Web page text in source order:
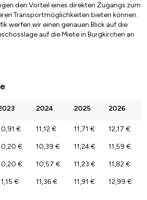
den Vorteil eines direkten Zugangs zum
Transportmöglichkeiten bieten können.
werfen wir einen genauen Blick auf die
auf die Miete in Burgkirchen an
2024 2025 2026
€ 11,12 € 11,71 € 12,17 €
€ 10,39 € 11,24 € 11,59 €
€ 10,57 € 11,23 € 11,82 €
€ 11,36 € 11,91 € 12,99 €